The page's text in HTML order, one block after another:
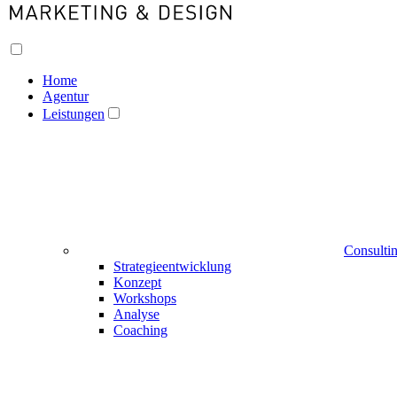
Home
Agentur
Leistungen
Strategieentwicklung
Konzept
Workshops
Analyse
Coaching